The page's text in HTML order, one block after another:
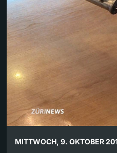
MITTWOCH, 9. OKTOBER